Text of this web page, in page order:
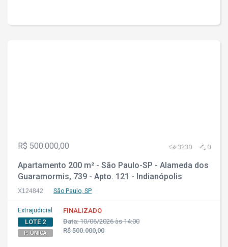
R$ 500.000,00 3230 0
Apartamento 200 m² - São Paulo-SP - Alameda dos
Guaramormis, 739 - Apto. 121 - Indianópolis
X124842 São Paulo, SP
Extrajudicial
LOTE 2
P. ÚNICA
FINALIZADO
Data:10/06/2026 às 14:00
R$ 500.000,00